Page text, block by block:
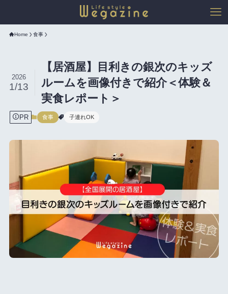
Home 食事
【居酒屋】目利きの銀次のキッズ
ルームを画像付きで紹介＜体験＆
実食レポート＞
2026
1/13
PR 食事 子連れOK